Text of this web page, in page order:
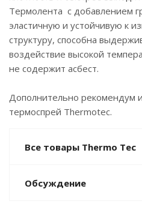
Термолента с добавлением
эластичную и устойчивую к
структуру, способна
воздействие высокой
не содержит асбест.
Дополнительно рекомендум
термоспрей Thermotec.
Все товары Thermo Tec
Обсуждение